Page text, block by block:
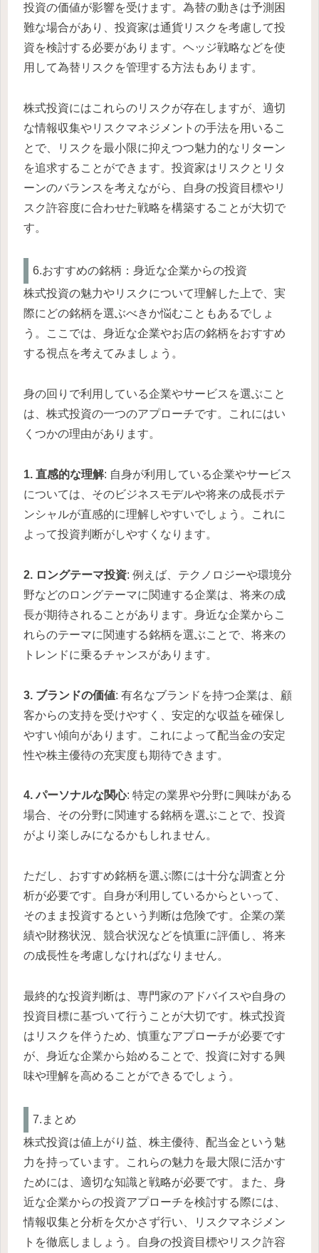
投資の価値が影響を受けます。為替の動きは予測困
難な場合があり、投資家は通貨リスクを考慮して投
資を検討する必要があります。ヘッジ戦略などを使
用して為替リスクを管理する方法もあります。
株式投資にはこれらのリスクが存在しますが、適切
な情報収集やリスクマネジメントの手法を用いるこ
とで、リスクを最小限に抑えつつ魅力的なリターン
を追求することができます。投資家はリスクとリタ
ーンのバランスを考えながら、自身の投資目標やリ
スク許容度に合わせた戦略を構築することが大切で
す。
6.おすすめの銘柄：身近な企業からの投資
株式投資の魅力やリスクについて理解した上で、実
際にどの銘柄を選ぶべきか悩むこともあるでしょ
う。ここでは、身近な企業やお店の銘柄をおすすめ
する視点を考えてみましょう。
身の回りで利用している企業やサービスを選ぶこと
は、株式投資の一つのアプローチです。これにはい
くつかの理由があります。
1. 直感的な理解: 自身が利用している企業やサービス
については、そのビジネスモデルや将来の成長ポテ
ンシャルが直感的に理解しやすいでしょう。これに
よって投資判断がしやすくなります。
2. ロングテーマ投資: 例えば、テクノロジーや環境分
野などのロングテーマに関連する企業は、将来の成
長が期待されることがあります。身近な企業からこ
れらのテーマに関連する銘柄を選ぶことで、将来の
トレンドに乗るチャンスがあります。
3. ブランドの価値: 有名なブランドを持つ企業は、顧
客からの支持を受けやすく、安定的な収益を確保し
やすい傾向があります。これによって配当金の安定
性や株主優待の充実度も期待できます。
4. パーソナルな関心: 特定の業界や分野に興味がある
場合、その分野に関連する銘柄を選ぶことで、投資
がより楽しみになるかもしれません。
ただし、おすすめ銘柄を選ぶ際には十分な調査と分
析が必要です。自身が利用しているからといって、
そのまま投資するという判断は危険です。企業の業
績や財務状況、競合状況などを慎重に評価し、将来
の成長性を考慮しなければなりません。
最終的な投資判断は、専門家のアドバイスや自身の
投資目標に基づいて行うことが大切です。株式投資
はリスクを伴うため、慎重なアプローチが必要です
が、身近な企業から始めることで、投資に対する興
味や理解を高めることができるでしょう。
7.まとめ
株式投資は値上がり益、株主優待、配当金という魅
力を持っています。これらの魅力を最大限に活かす
ためには、適切な知識と戦略が必要です。また、身
近な企業からの投資アプローチを検討する際には、
情報収集と分析を欠かさず行い、リスクマネジメン
トを徹底しましょう。自身の投資目標やリスク許容